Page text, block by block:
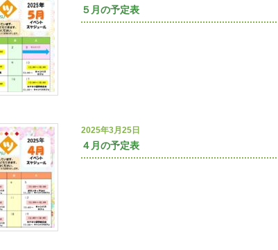
５月の予定表
2025年3月25日
４月の予定表